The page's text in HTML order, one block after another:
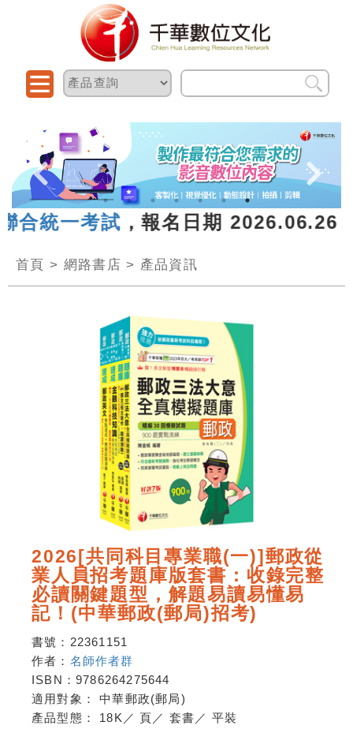
統一考試，報名日期
首頁 > 網路書店 > 產品資訊
2026[共同科目專業職(一)]郵政從
業人員招考題庫版套書：收錄完整
必讀關鍵題型，解題易讀易懂易
記！(中華郵政(郵局)招考)
書號： 22361151
作者： 名師作者群
ISBN： 9786264275644
適用對象：中華郵政(郵局)
產品型態： 18K ／ 頁 ／ 套書 ／ 平裝